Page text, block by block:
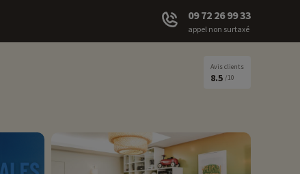
09 72 26 99 33
appel non surtaxé
Avis clients
8.5 /10